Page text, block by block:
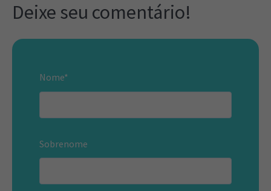
Deixe seu comentário!
Nome*
Sobrenome